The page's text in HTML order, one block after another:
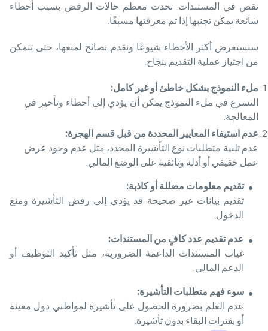
نقص في المستندات. تحدث معظم حالات الرفض بسبب أخطاء
شائعة يمكن تجنبها إذا تم معرفتها مسبقًا.
سنستعرض أكثر الأخطاء شيوعًا ونقدم نصائح لمنعها، حتى تتمكن
من اجتياز عملية التقديم بنجاح.
ملء النموذج بشكل خاطئ أو غير كامل:
التسرع في ملء النموذج يمكن أن يؤدي إلى أخطاء وتأخير في
المعالجة.
عدم استيفاء المعايير المحددة من قبل قسم الهجرة:
عدم تلبية متطلبات نوع التأشيرة المحدد، مثل عدم وجود عرض
عمل حقيقي أو أدلة وثائقية على الوضع المالي.
تقديم معلومات مضللة أو كاذبة:
تقديم بيانات غير صحيحة قد يؤدي إلى رفض التأشيرة ومنع
الدخول.
عدم تقديم عدد كافٍ من المستندات:
غياب المستندات الداعمة الضرورية، مثل تأكيد التوظيف أو
الدعم المالي.
سوء فهم متطلبات التأشيرة:
عدم العلم بضرورة الحصول على تأشيرة لمواطني دول معينة
أو بفترات البقاء بدون تأشيرة.